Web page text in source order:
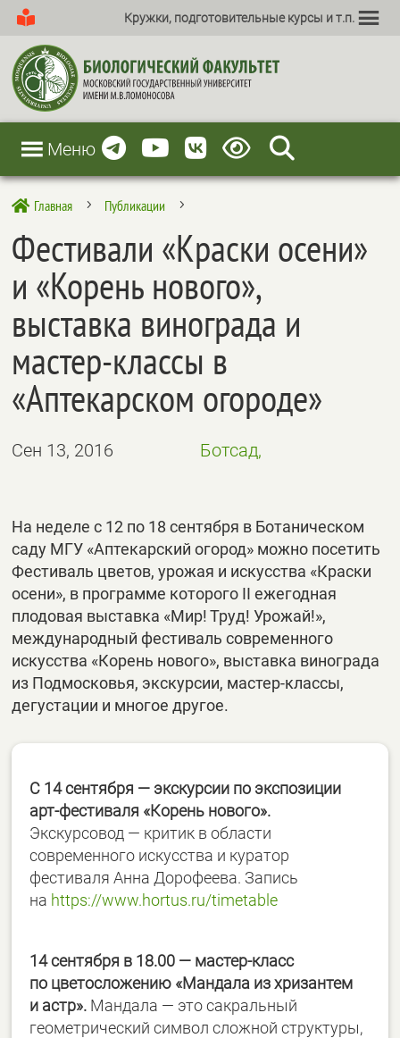
Кружки, подготовительные курсы и т.п.
Меню
 Главная 5 Публикации 5
Фестивали «Краски осени»
и «Корень нового»,
выставка винограда и
мастер-классы в
«Аптекарском огороде»
Сен 13, 2016 Ботсад,
На неделе с 12 по 18 сентября в Ботаническом
саду МГУ «Аптекарский огород» можно посетить
Фестиваль цветов, урожая и искусства «Краски
осени», в программе которого II ежегодная
плодовая выставка «Мир! Труд! Урожай!»,
международный фестиваль современного
искусства «Корень нового», выставка винограда
из Подмосковья, экскурсии, мастер-классы,
дегустации и многое другое.
С 14 сентября — экскурсии по экспозиции
арт-фестиваля «Корень нового».
Экскурсовод — критик в области
современного искусства и куратор
фестиваля Анна Дорофеева. Запись
на https://www.hortus.ru/timetable
14 сентября в 18.00 — мастер-класс
по цветосложению «Мандала из хризантем
и астр». Мандала — это сакральный
геометрический символ сложной структуры,